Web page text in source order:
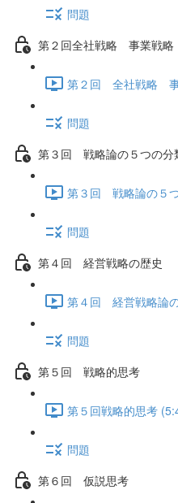
問題
第２回全社戦略 事業戦
第２回 全社戦略
問題
第３回 戦略論の５つの分
第３回 戦略論の５
問題
第４回 経営戦略の歴史
第４回 経営戦略論
問題
第５回 戦略的思考
第５回戦略的思考
問題
第６回 仮説思考